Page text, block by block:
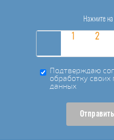
Нажмите
Подтверждаю
обработку
данных